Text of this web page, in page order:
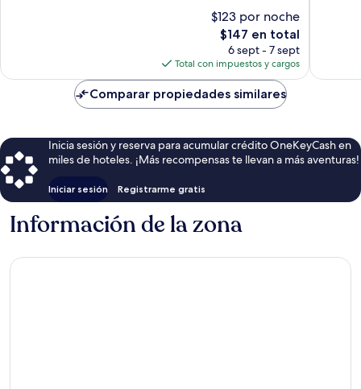
$123 por noche
El
precio
actual
es
de
$147
$147 en total
6 sept - 7 sept
Total con impuestos y cargos
Comparar propiedades similares
Inicia sesión y reserva para acumular crédito OneKeyCash en
miles de hoteles. ¡Más recompensas te llevan a más aventuras!
Iniciar sesión Registrarme gratis
Información de la zona